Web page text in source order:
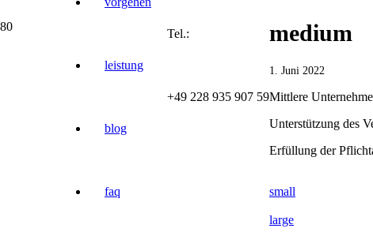
leistung
blog
faq
Tel.:
+49 228 935 907 59
medium
1. Juni 2022
Mittlere
Unterstützung des
Erfüllung der
small
large